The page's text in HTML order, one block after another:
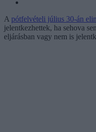
A pótfelvételi július 30-án
jelentkezhettek, ha sehova
eljárásban vagy nem is